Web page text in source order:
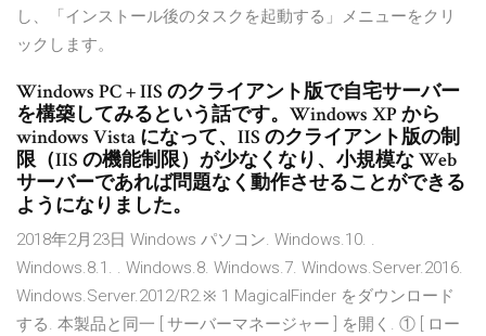
し、「インストール後のタスクを起動する」メニューをクリ
ックします。
Windows PC + IIS のクライアント版で自宅サーバー
を構築してみるという話です。Windows XP から
windows Vista になって、IIS のクライアント版の制
限（IIS の機能制限）が少なくなり、小規模な Web
サーバーであれば問題なく動作させることができる
ようになりました。
2018年2月23日 Windows パソコン. Windows.10. .
Windows.8.1. . Windows.8. Windows.7. Windows.Server.2016.
Windows.Server.2012/R2.※ 1 MagicalFinder をダウンロード
する. 本製品と同一 [ サーバーマネージャー ] を開く. ① [ ロー